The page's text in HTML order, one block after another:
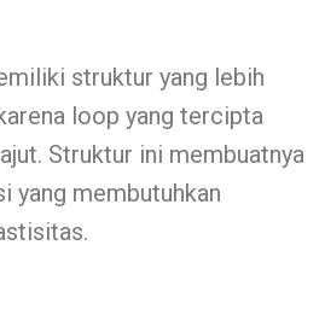
struktur yang lebih
loop yang tercipta
Struktur ini membuatnya
yang membutuhkan